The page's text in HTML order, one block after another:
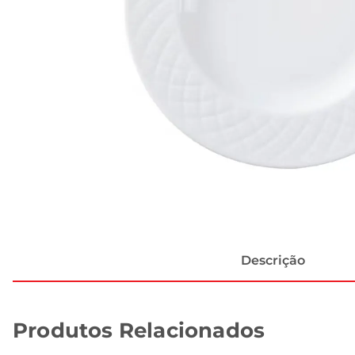
Descrição
Produtos Relacionados